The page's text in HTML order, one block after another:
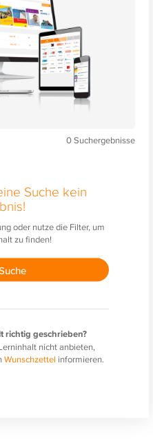
0Suchergebnisse
Suche kein
oder nutze die Filter, um
zu finden!
richtig geschrieben?
nicht anbieten,
Wunschzettel informieren.